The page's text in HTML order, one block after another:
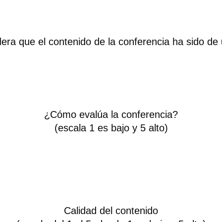
que el contenido de la conferencia ha sido de
¿Cómo evalúa la conferencia?
(escala 1 es bajo y 5 alto)
Calidad del contenido